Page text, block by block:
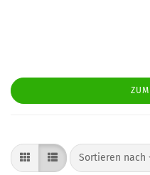
Sortieren nach
Sortieren nach